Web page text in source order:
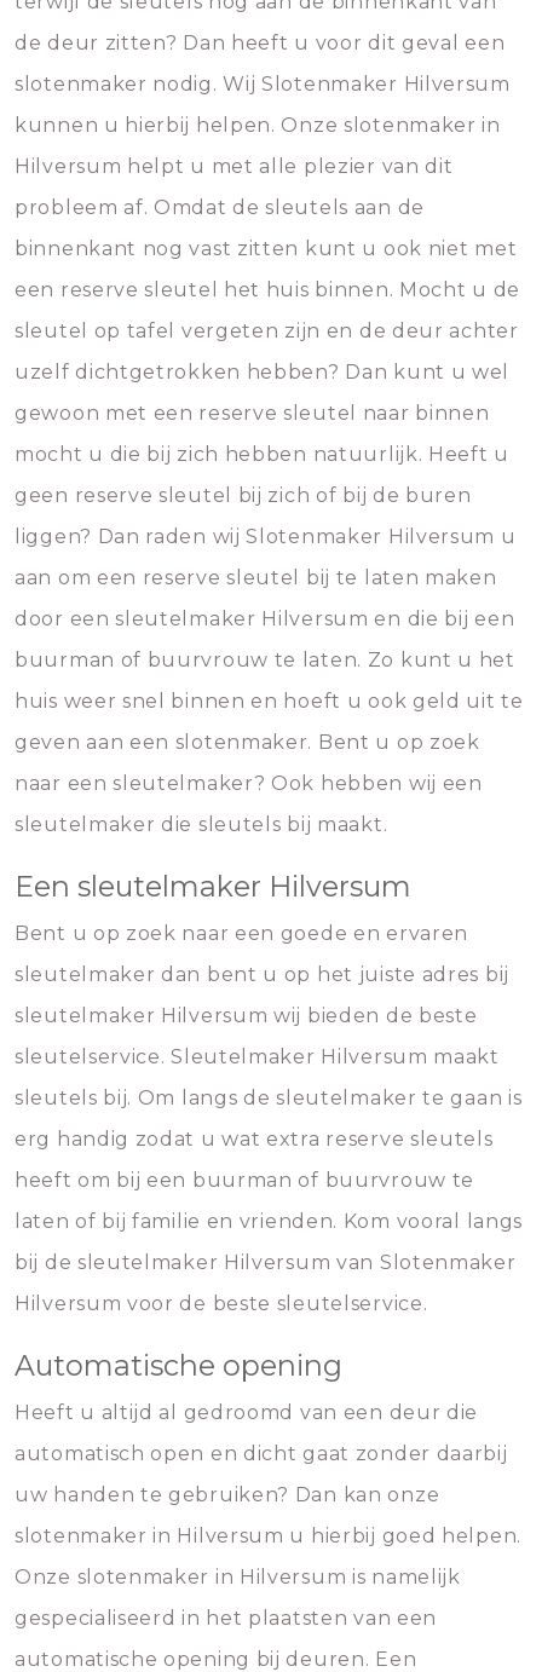
de deur zitten? Dan heeft u voor dit geval een
slotenmaker nodig. Wij Slotenmaker Hilversum
kunnen u hierbij helpen. Onze slotenmaker in
Hilversum helpt u met alle plezier van dit
probleem af. Omdat de sleutels aan de
binnenkant nog vast zitten kunt u ook niet met
een reserve sleutel het huis binnen. Mocht u de
sleutel op tafel vergeten zijn en de deur achter
uzelf dichtgetrokken hebben? Dan kunt u wel
gewoon met een reserve sleutel naar binnen
mocht u die bij zich hebben natuurlijk. Heeft u
geen reserve sleutel bij zich of bij de buren
liggen? Dan raden wij Slotenmaker Hilversum u
aan om een reserve sleutel bij te laten maken
door een sleutelmaker Hilversum en die bij een
buurman of buurvrouw te laten. Zo kunt u het
huis weer snel binnen en hoeft u ook geld uit te
geven aan een slotenmaker. Bent u op zoek
naar een sleutelmaker? Ook hebben wij een
sleutelmaker die sleutels bij maakt.
Een sleutelmaker Hilversum
Bent u op zoek naar een goede en ervaren
sleutelmaker dan bent u op het juiste adres bij
sleutelmaker Hilversum wij bieden de beste
sleutelservice. Sleutelmaker Hilversum maakt
sleutels bij. Om langs de sleutelmaker te gaan is
erg handig zodat u wat extra reserve sleutels
heeft om bij een buurman of buurvrouw te
laten of bij familie en vrienden. Kom vooral langs
bij de sleutelmaker Hilversum van Slotenmaker
Hilversum voor de beste sleutelservice.
Automatische opening
Heeft u altijd al gedroomd van een deur die
automatisch open en dicht gaat zonder daarbij
uw handen te gebruiken? Dan kan onze
slotenmaker in Hilversum u hierbij goed helpen.
Onze slotenmaker in Hilversum is namelijk
gespecialiseerd in het plaatsten van een
automatische opening bij deuren. Een